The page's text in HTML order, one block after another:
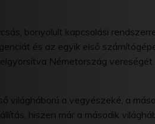
bonyolult kapcsolási
és az egyik első
Németország
világháború a vegyészeké, a
állítás, hiszen már a második